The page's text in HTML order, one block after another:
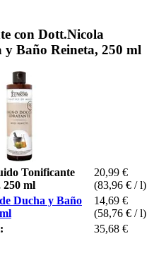
con Dott.Nicola
y Baño Reineta, 250 ml
Tonificante
ml
20,99 €
(83,96 € / l)
Ducha y Baño
14,69 €
(58,76 € / l)
35,68 €